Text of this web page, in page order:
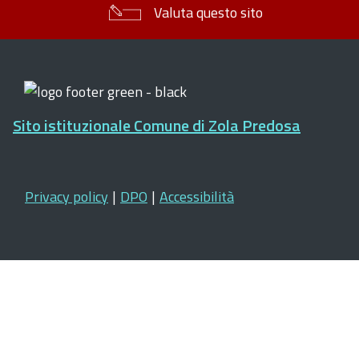
Valuta questo sito
Sito istituzionale Comune di Zola Predosa
Privacy policy | DPO | Accessibilità